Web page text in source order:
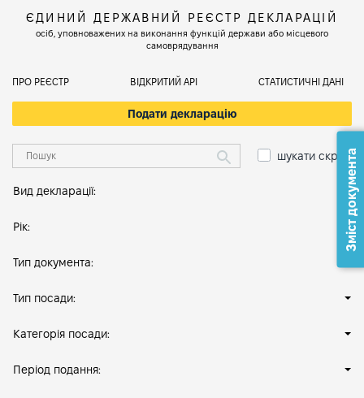
ЄДИНИЙ ДЕРЖАВНИЙ РЕЄСТР ДЕКЛАРАЦІЙ
осіб, уповноважених на виконання функцій держави або місцевого
самоврядування
ПРО РЕЄСТР ВІДКРИТИЙ АРІ СТАТИСТИЧНІ ДАНІ
Подати декларацію
шукати скрізь
Вид декларації:
Рік:
Тип документа:
Тип посади:
Категорія посади:
Період подання:
Зміст документа